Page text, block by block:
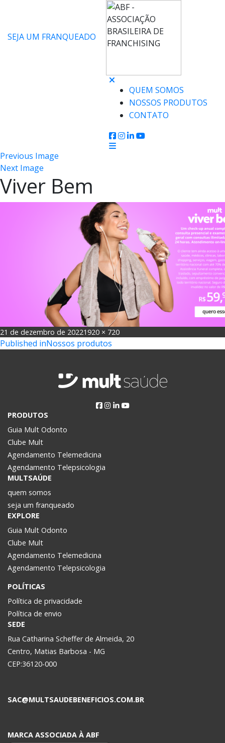
SEJA UM FRANQUEADO
QUEM SOMOS
NOSSOS PRODUTOS
CONTATO
Previous Image
Next Image
Viver Bem
Posted
on
21 de dezembro de 2022Full
size
1920 × 720
Navegação
Published inNossos produtos
PRODUTOS
Guia Mult Odonto
Clube Mult
Agendamento Telemedicina
Agendamento Telepsicologia
MULTSAÚDE
quem somos
seja um franqueado
EXPLORE
Guia Mult Odonto
Clube Mult
Agendamento Telemedicina
Agendamento Telepsicologia
POLÍTICAS
Política de privacidade
Política de envio
SEDE
Rua Catharina Scheffer de Almeida, 20
Centro, Matias Barbosa - MG
CEP:36120-000
SAC@MULTSAUDEBENEFICIOS.COM.BR
MARCA ASSOCIADA À ABF